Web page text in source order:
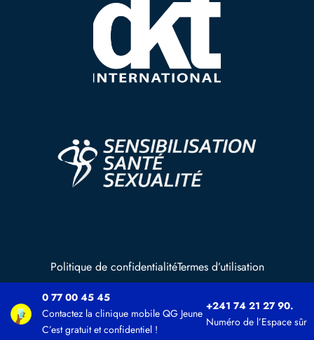
Politique de confidentialitéTermes d’utilisation
0 77 00 45 45
Contactez la clinique mobile QG Jeune
C’est gratuit et confidentiel !
+241 74 21 27 90.
Numéro de l’Espace sûr
© Copyright UNFPA ALL RIGHTS RESERVED, 2025